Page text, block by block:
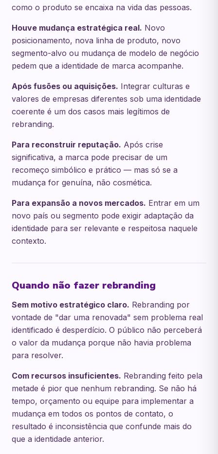
como o produto se encaixa na vida das pessoas.
Houve mudança estratégica real. Novo
posicionamento, nova linha de produto, novo
segmento-alvo ou mudança de modelo de negócio
pedem que a identidade de marca acompanhe.
Após fusões ou aquisições. Integrar culturas e
valores de empresas diferentes sob uma identidade
coerente é um dos casos mais legítimos de
rebranding.
Para reconstruir reputação. Após crise
significativa, a marca pode precisar de um
recomeço simbólico e prático — mas só se a
mudança for genuína, não cosmética.
Para expansão a novos mercados. Entrar em um
novo país ou segmento pode exigir adaptação da
identidade para ser relevante e respeitosa naquele
contexto.
Quando não fazer rebranding
Sem motivo estratégico claro. Rebranding por
vontade de "dar uma renovada" sem problema real
identificado é desperdício. O público não perceberá
o valor da mudança porque não havia problema
para resolver.
Com recursos insuficientes. Rebranding feito pela
metade é pior que nenhum rebranding. Se não há
tempo, orçamento ou equipe para implementar a
mudança em todos os pontos de contato, o
resultado é inconsistência que confunde mais do
que a identidade anterior.